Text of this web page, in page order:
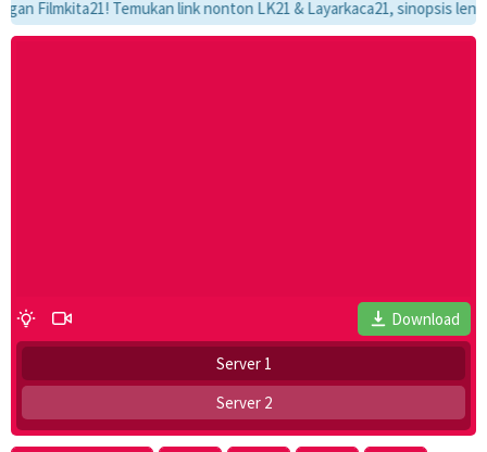
Temukan link nonton LK21 & Layarkaca21, sinopsis
Download
Server 1
Server 2